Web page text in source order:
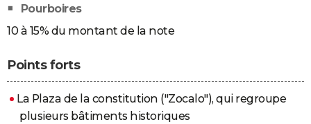
Pourboires
10 à 15% du montant de la note
Points forts
La Plaza de la constitution ("Zocalo"), qui regroupe
plusieurs bâtiments historiques